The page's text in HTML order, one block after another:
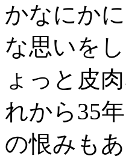
かなにか
な思いを
ょっと皮
れから35
の恨みも